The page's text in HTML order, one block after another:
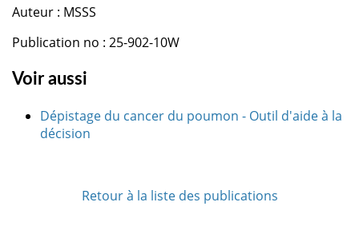
Auteur : MSSS
Publication no : 25-902-10W
Voir aussi
Dépistage du cancer du poumon - Outil d'aide à la
décision
Retour à la liste des publications